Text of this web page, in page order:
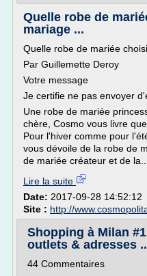
Quelle robe de
mariage ...
Quelle robe de mariée
Par Guillemette Deroy
Votre message
Je certifie ne pas envoyer
Une robe de mariée
chère, Cosmo vous livre
Pour l'hiver comme pour
vous dévoile de la robe de
de mariée créateur et de la...
Lire la suite
Date: 2017-09-28 14:52:12
Site : http://
Shopping à Milan
outlets & adresses
44 Commentaires